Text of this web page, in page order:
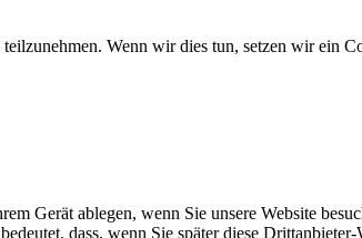
Wenn wir dies tun, setzen wir ein
Gerät ablegen, wenn Sie unsere Website
dass, wenn Sie später diese Drittanbieter-